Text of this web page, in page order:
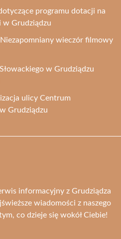
programu dotacji na
w Grudziądzu
wieczór filmowy
w Grudziądzu
ulicy Centrum
Grudziądzu
informacyjny z Grudziądza
wiadomości z naszego
co dzieje się wokół Ciebie!